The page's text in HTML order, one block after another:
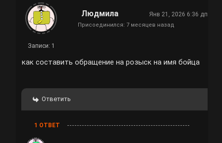
Записи: 1
Людмила Янв 21, 2026 6:36 дп
Присоединился: 7 месяцев назад
как составить обращение на розыск на имя бойца
Ответить
1 ОТВЕТ